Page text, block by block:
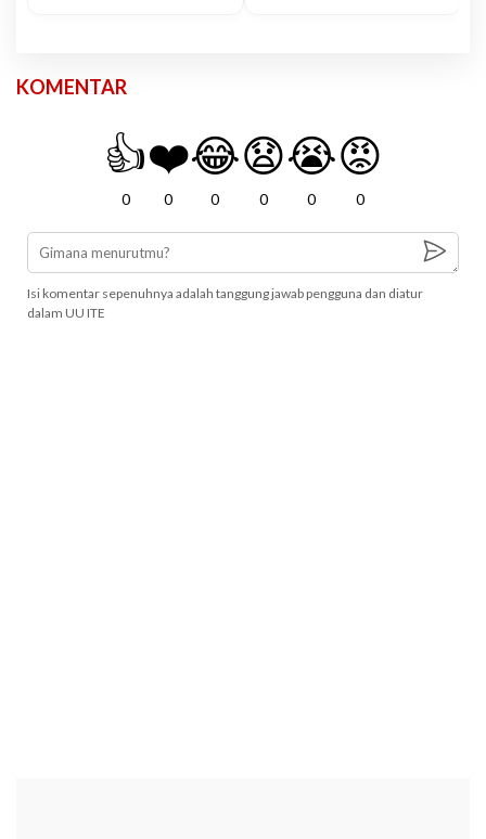
KOMENTAR
👍
0
❤️
0
😂
0
😧
0
😭
0
😡
0
Isi komentar sepenuhnya adalah tanggung jawab pengguna dan diatur
dalam UU ITE